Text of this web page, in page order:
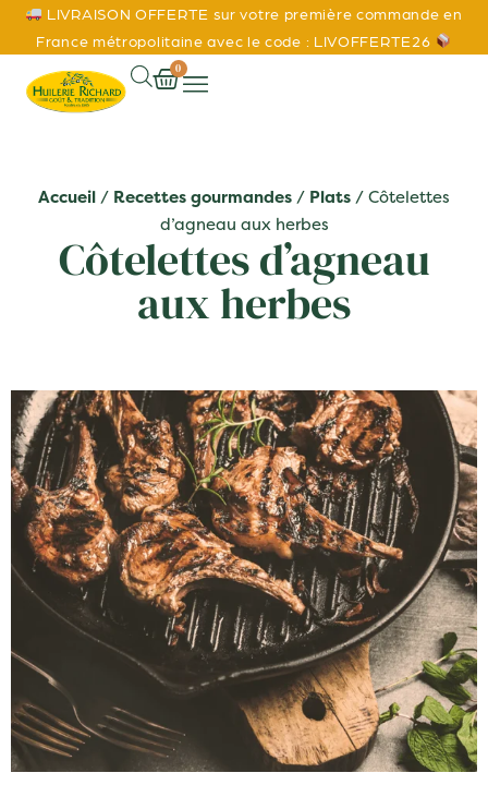
LIVRAISON OFFERTE sur votre première commande en
France métropolitaine avec le code : LIVOFFERTE26
0
Accueil / Recettes gourmandes / Plats / Côtelettes
d’agneau aux herbes
Côtelettes d’agneau
aux herbes